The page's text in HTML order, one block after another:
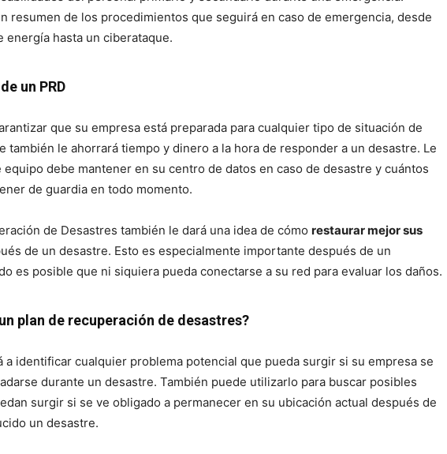
resumen de los procedimientos que seguirá en caso de emergencia, desde
energía hasta un ciberataque.
un PRD
que su empresa está preparada para cualquier tipo de situación de
también le ahorrará tiempo y dinero a la hora de responder a un desastre. Le
debe mantener en su centro de datos en caso de desastre y cuántos
de guardia en todo momento.
de Desastres también le dará una idea de cómo restaurar mejor sus
de un desastre. Esto es especialmente importante después de un
es posible que ni siquiera pueda conectarse a su red para evaluar los daños.
plan de recuperación de desastres?
a identificar cualquier problema potencial que pueda surgir si su empresa se
durante un desastre. También puede utilizarlo para buscar posibles
surgir si se ve obligado a permanecer en su ubicación actual después de
un desastre.